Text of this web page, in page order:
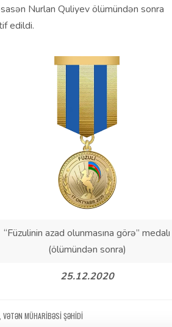
Nurlan Quliyev ölümündən sonra
edildi.
“Füzulinin azad olunmasına görə” medalı
(ölümündən sonra)
25.12.2020
VƏTƏN MÜHARIBƏSI ŞƏHIDI